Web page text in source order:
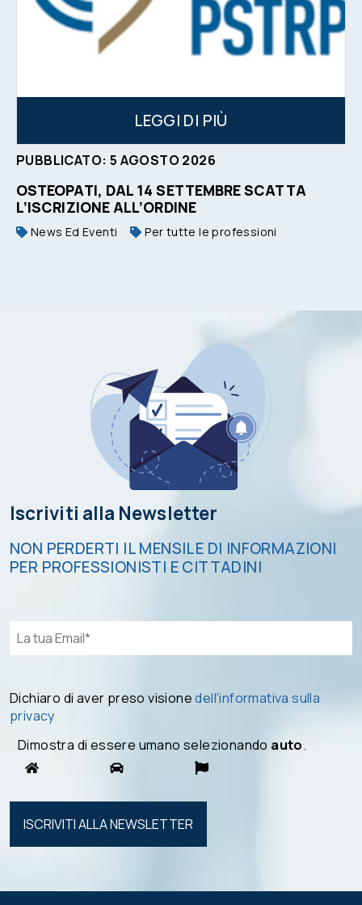
LEGGI DI PIÙ
PUBBLICATO: 5 AGOSTO 2026
OSTEOPATI, DAL 14 SETTEMBRE SCATTA
L’ISCRIZIONE ALL’ORDINE
News Ed Eventi Per tutte le professioni
Iscriviti alla Newsletter
NON PERDERTI IL MENSILE DI INFORMAZIONI
PER PROFESSIONISTI E CITTADINI
Email*
Dichiaro di aver preso visionedell'informativa sulla
privacy
Dimostra di essere umano selezionando auto.
Si prega di
lasciare